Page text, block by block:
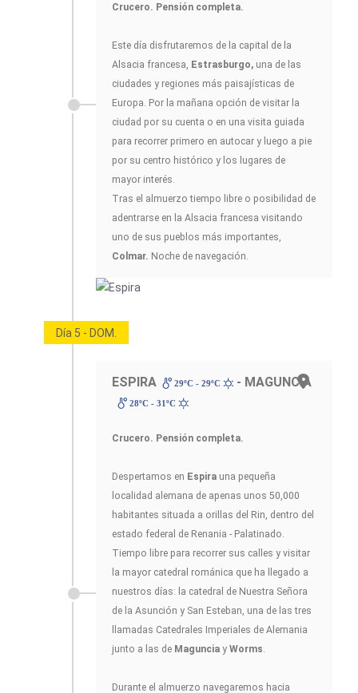
Crucero. Pensión completa.
Este día disfrutaremos de la capital de la
Alsacia francesa, Estrasburgo, una de las
ciudades y regiones más paisajísticas de
Europa. Por la mañana opción de visitar la
ciudad por su cuenta o en una visita guiada
para recorrer primero en autocar y luego a pie
por su centro histórico y los lugares de
mayor interés.
Tras el almuerzo tiempo libre o posibilidad de
adentrarse en la Alsacia francesa visitando
uno de sus pueblos más importantes,
Colmar. Noche de navegación.
Día 5 - DOM.
ESPIRA 29ºC - 29ºC - MAGUNCIA
28ºC - 31ºC
Crucero. Pensión completa.
Despertamos en Espira una pequeña
localidad alemana de apenas unos 50,000
habitantes situada a orillas del Rin, dentro del
estado federal de Renania - Palatinado.
Tiempo libre para recorrer sus calles y visitar
la mayor catedral románica que ha llegado a
nuestros días: la catedral de Nuestra Señora
de la Asunción y San Esteban, una de las tres
llamadas Catedrales Imperiales de Alemania
junto a las de Maguncia y Worms
Durante el almuerzo navegaremos hacia